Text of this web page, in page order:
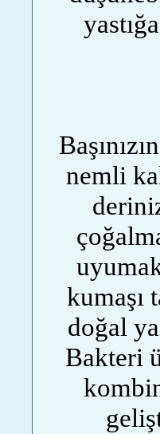
nemli
kumaşı
doğal
Bakteri